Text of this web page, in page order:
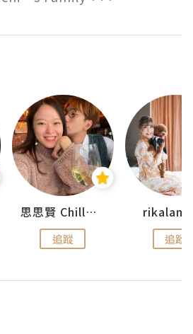
思思賢 ChillMyBabe
追蹤 追蹤